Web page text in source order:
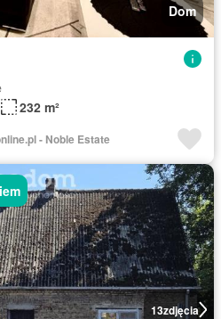
Dom
232 m²
- Noble Estate
13zdjęcia